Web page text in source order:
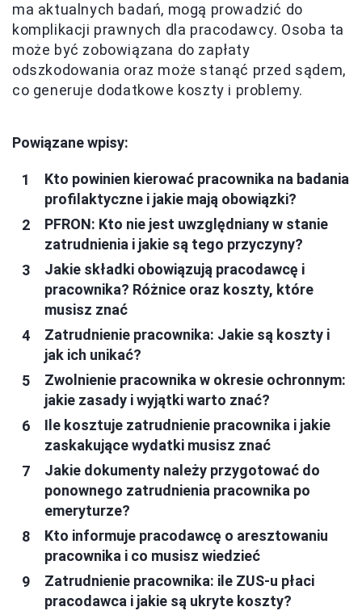
ma aktualnych badań, mogą prowadzić do
komplikacji prawnych dla pracodawcy. Osoba ta
może być zobowiązana do zapłaty
odszkodowania oraz może stanąć przed sądem,
co generuje dodatkowe koszty i problemy.
Powiązane wpisy:
Kto powinien kierować pracownika na badania
profilaktyczne i jakie mają obowiązki?
PFRON: Kto nie jest uwzględniany w stanie
zatrudnienia i jakie są tego przyczyny?
Jakie składki obowiązują pracodawcę i
pracownika? Różnice oraz koszty, które
musisz znać
Zatrudnienie pracownika: Jakie są koszty i
jak ich unikać?
Zwolnienie pracownika w okresie ochronnym:
jakie zasady i wyjątki warto znać?
Ile kosztuje zatrudnienie pracownika i jakie
zaskakujące wydatki musisz znać
Jakie dokumenty należy przygotować do
ponownego zatrudnienia pracownika po
emeryturze?
Kto informuje pracodawcę o aresztowaniu
pracownika i co musisz wiedzieć
Zatrudnienie pracownika: ile ZUS-u płaci
pracodawca i jakie są ukryte koszty?